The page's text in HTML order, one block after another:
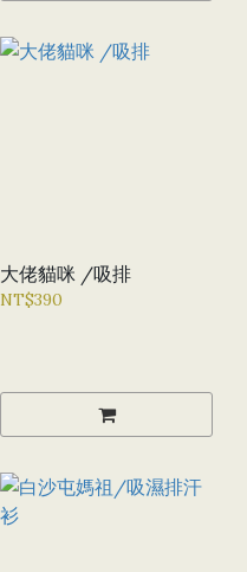
大佬貓咪 /吸排
NT$390